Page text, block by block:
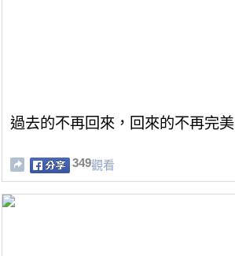
過去的不再回來，回來的不再完美
349觀看